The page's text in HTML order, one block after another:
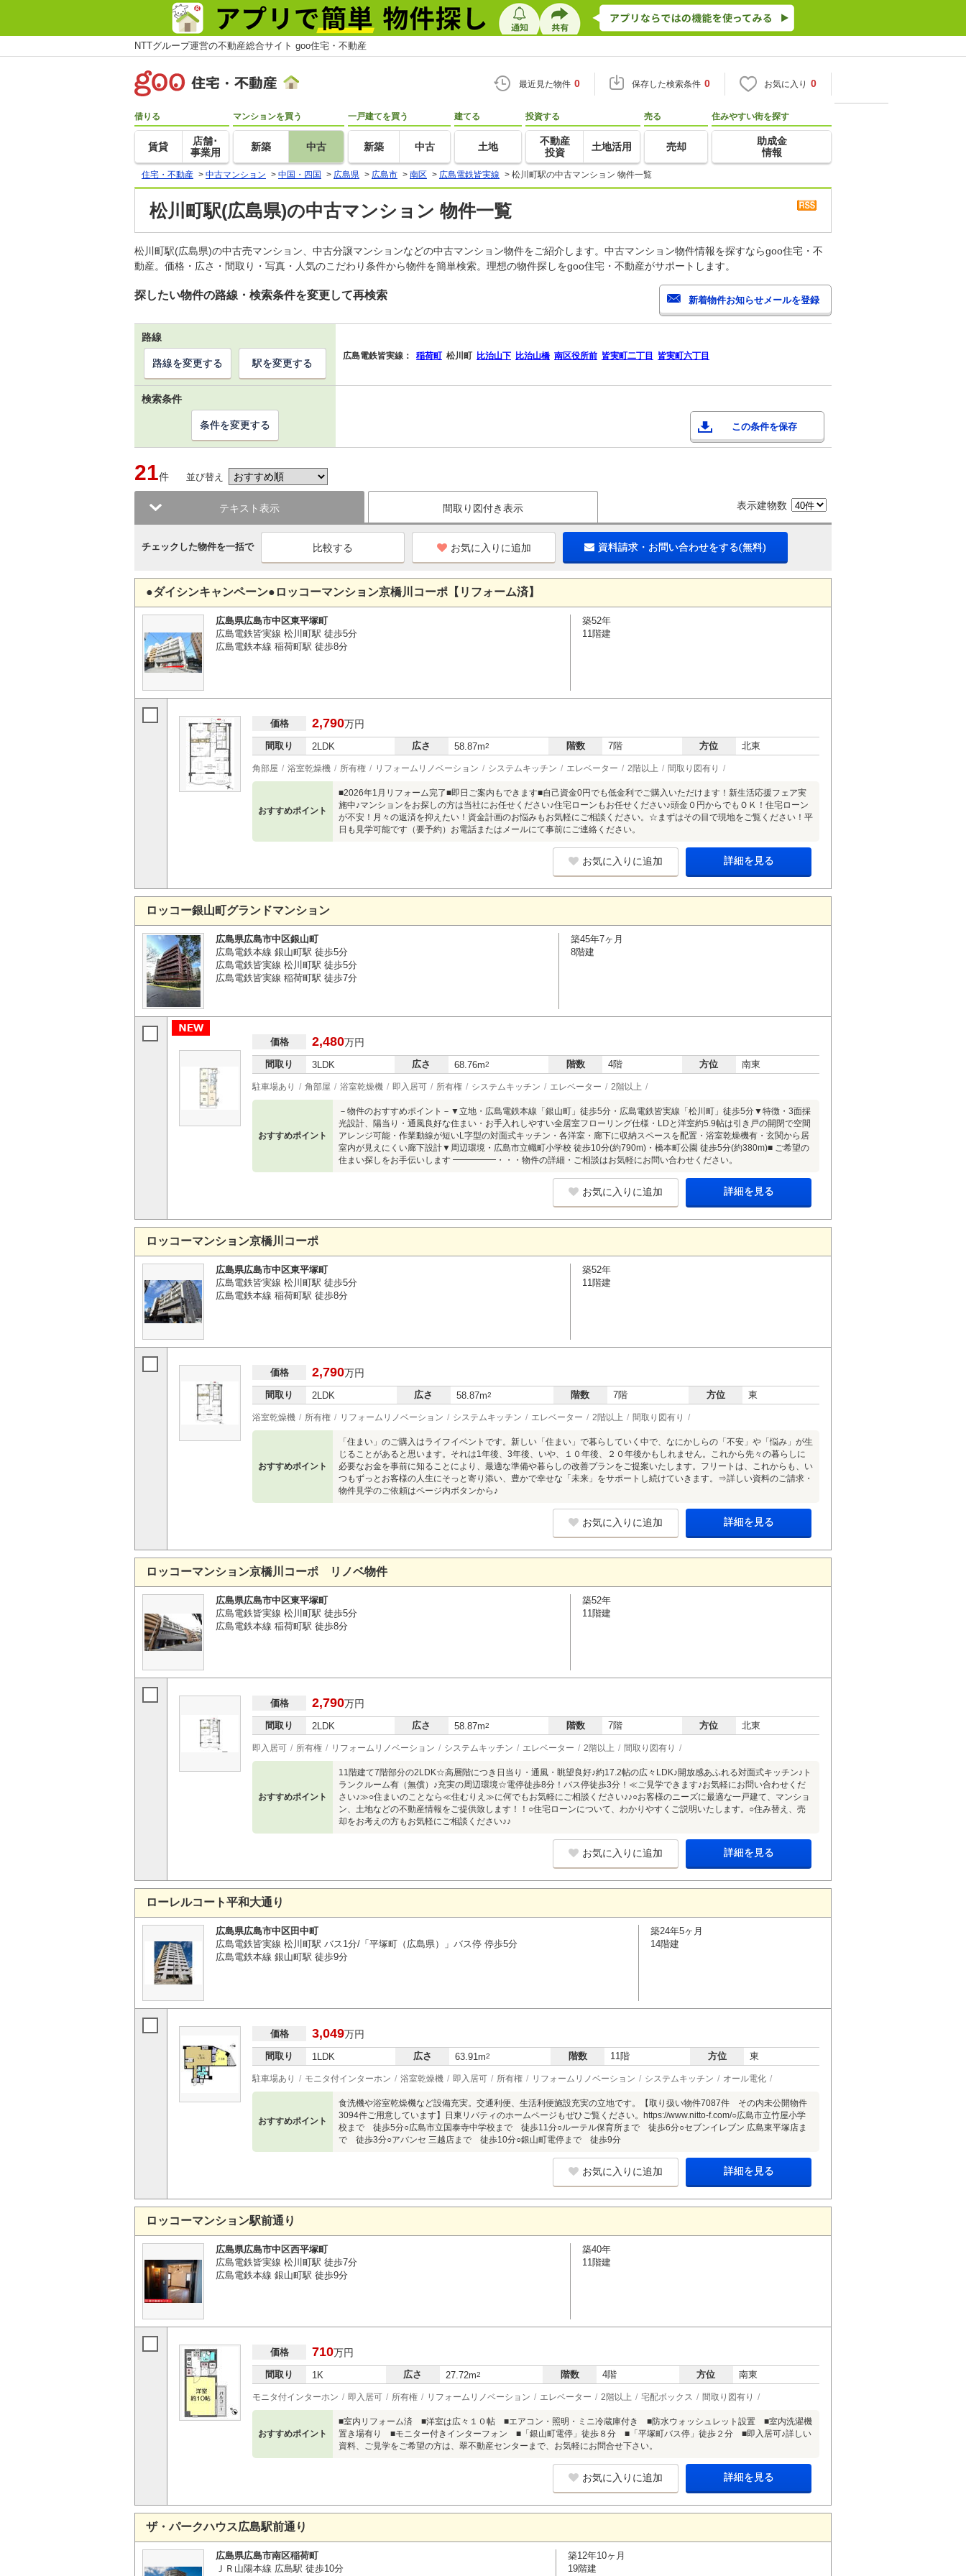
NTTグループ運営の不動産総合サイト goo住宅・不動産
最近見た物件 0 保存した検索条件 0 お気に入り 0
借りる
賃貸
店舗･
事業用
マンションを買う
新築 中古
一戸建てを買う
新築 中古
建てる
土地
投資する
不動産
投資
土地活用
売る
売却
住みやすい街を探す
助成金
情報
住宅・不動産 > 中古マンション > 中国・四国 > 広島県 > 広島市 > 南区 > 広島電鉄皆実線 > 松川町駅の中古マンション 物件一覧
松川町駅(広島県)の中古マンション 物件一覧
松川町駅(広島県)の中古売マンション、中古分譲マンションなどの中古マンション物件をご紹介します。中古マンション物件情報を探すならgoo住宅・不
動産。価格・広さ・間取り・写真・人気のこだわり条件から物件を簡単検索。理想の物件探しをgoo住宅・不動産がサポートします。
探したい物件の路線・検索条件を変更して再検索
路線
広島電鉄皆実線： 稲荷町 松川町 比治山下 比治山橋 南区役所前 皆実町二丁目 皆実町六丁目
路線を変更する 駅を変更する
検索条件
この条件を保存
条件を変更する
21件 並び替え
テキスト表示 間取り図付き表示 表示建物数
チェックした物件を一括で お気に入りに追加 資料請求・お問い合わせをする(無料)
●ダイシンキャンペーン●ロッコーマンション京橋川コーポ【リフォーム済】
広島県広島市中区東平塚町
広島電鉄皆実線 松川町駅 徒歩5分
広島電鉄本線 稲荷町駅 徒歩8分
築52年
11階建
価格 2,790万円
間取り 2LDK 広さ 58.87m2 階数 7階 方位 北東
角部屋 浴室乾燥機 所有権 リフォームリノベーション システムキッチン エレベーター 2階以上 間取り図有り
おすすめポイント
■2026年1月リフォーム完了■即日ご案内もできます■自己資金0円でも低金利でご購入いただけます！新生活応援フェア実
施中♪マンションをお探しの方は当社にお任せください♪住宅ローンもお任せください♪頭金０円からでもＯＫ！住宅ローン
が不安！月々の返済を抑えたい！資金計画のお悩みもお気軽にご相談ください。☆まずはその目で現地をご覧ください！平
日も見学可能です（要予約）お電話またはメールにて事前にご連絡ください。
お気に入りに追加 詳細を見る
ロッコー銀山町グランドマンション
広島県広島市中区銀山町
広島電鉄本線 銀山町駅 徒歩5分
広島電鉄皆実線 松川町駅 徒歩5分
広島電鉄皆実線 稲荷町駅 徒歩7分
築45年7ヶ月
8階建
価格 2,480万円
間取り 3LDK 広さ 68.76m2 階数 4階 方位 南東
駐車場あり 角部屋 浴室乾燥機 即入居可 所有権 システムキッチン エレベーター 2階以上
おすすめポイント
－物件のおすすめポイント－▼立地・広島電鉄本線「銀山町」徒歩5分・広島電鉄皆実線「松川町」徒歩5分▼特徴・3面採
光設計、陽当り・通風良好な住まい・お手入れしやすい全居室フローリング仕様・LDと洋室約5.9帖は引き戸の開閉で空間
アレンジ可能・作業動線が短いL字型の対面式キッチン・各洋室・廊下に収納スペースを配置・浴室乾燥機有・玄関から居
室内が見えにくい廊下設計▼周辺環境・広島市立幟町小学校 徒歩10分(約790m)・橋本町公園 徒歩5分(約380m)■ ご希望の
住まい探しをお手伝いします ━━━━━・・・物件の詳細・ご相談はお気軽にお問い合わせください。
お気に入りに追加 詳細を見る
ロッコーマンション京橋川コーポ
広島県広島市中区東平塚町
広島電鉄皆実線 松川町駅 徒歩5分
広島電鉄本線 稲荷町駅 徒歩8分
築52年
11階建
価格 2,790万円
間取り 2LDK 広さ 58.87m2 階数 7階 方位 東
浴室乾燥機 所有権 リフォームリノベーション システムキッチン エレベーター 2階以上 間取り図有り
おすすめポイント
「住まい」のご購入はライフイベントです。新しい「住まい」で暮らしていく中で、なにかしらの「不安」や「悩み」が生
じることがあると思います。それは1年後、3年後、いや、１０年後、２０年後かもしれません。これから先々の暮らしに
必要なお金を事前に知ることにより、最適な準備や暮らしの改善プランをご提案いたします。フリートは、これからも、い
つもずっとお客様の人生にそっと寄り添い、豊かで幸せな「未来」をサポートし続けていきます。⇒詳しい資料のご請求・
物件見学のご依頼はページ内ボタンから♪
お気に入りに追加 詳細を見る
ロッコーマンション京橋川コーポ リノベ物件
広島県広島市中区東平塚町
広島電鉄皆実線 松川町駅 徒歩5分
広島電鉄本線 稲荷町駅 徒歩8分
築52年
11階建
価格 2,790万円
間取り 2LDK 広さ 58.87m2 階数 7階 方位 北東
即入居可 所有権 リフォームリノベーション システムキッチン エレベーター 2階以上 間取り図有り
おすすめポイント
11階建て7階部分の2LDK☆高層階につき日当り・通風・眺望良好♪約17.2帖の広々LDK♪開放感あふれる対面式キッチン♪ト
ランクルーム有（無償）♪充実の周辺環境☆電停徒歩8分！バス停徒歩3分！≪ご見学できます♪お気軽にお問い合わせくだ
さい♪≫○住まいのことなら≪住むりえ≫に何でもお気軽にご相談ください♪♪○お客様のニーズに最適な一戸建て、マンショ
ン、土地などの不動産情報をご提供致します！！○住宅ローンについて、わかりやすくご説明いたします。○住み替え、売
却をお考えの方もお気軽にご相談ください♪♪
お気に入りに追加 詳細を見る
ローレルコート平和大通り
広島県広島市中区田中町
広島電鉄皆実線 松川町駅 バス1分/「平塚町（広島県）」バス停 停歩5分
広島電鉄本線 銀山町駅 徒歩9分
築24年5ヶ月
14階建
価格 3,049万円
間取り 1LDK 広さ 63.91m2 階数 11階 方位 東
駐車場あり モニタ付インターホン 浴室乾燥機 即入居可 所有権 リフォームリノベーション システムキッチン オール電化
おすすめポイント
食洗機や浴室乾燥機など設備充実。交通利便、生活利便施設充実の立地です。【取り扱い物件7087件 その内未公開物件
3094件ご用意しています】日東リバティのホームページもぜひご覧ください。https://www.nitto-f.com/○広島市立竹屋小学
校まで 徒歩5分○広島市立国泰寺中学校まで 徒歩11分○ルーテル保育所まで 徒歩6分○セブンイレブン 広島東平塚店ま
で 徒歩3分○アバンセ 三越店まで 徒歩10分○銀山町電停まで 徒歩9分
お気に入りに追加 詳細を見る
ロッコーマンション駅前通り
広島県広島市中区西平塚町
広島電鉄皆実線 松川町駅 徒歩7分
広島電鉄本線 銀山町駅 徒歩9分
築40年
11階建
価格 710万円
間取り 1K 広さ 27.72m2 階数 4階 方位 南東
モニタ付インターホン 即入居可 所有権 リフォームリノベーション エレベーター 2階以上 宅配ボックス 間取り図有り
おすすめポイント
■室内リフォーム済 ■洋室は広々１０帖 ■エアコン・照明・ミニ冷蔵庫付き ■防水ウォッシュレット設置 ■室内洗濯機
置き場有り ■モニター付きインターフォン ■「銀山町電停」徒歩８分 ■「平塚町バス停」徒歩２分 ■即入居可♪詳しい
資料、ご見学をご希望の方は、翠不動産センターまで、お気軽にお問合せ下さい。
お気に入りに追加 詳細を見る
ザ・パークハウス広島駅前通り
広島県広島市南区稲荷町
ＪＲ山陽本線 広島駅 徒歩10分
築12年10ヶ月
19階建